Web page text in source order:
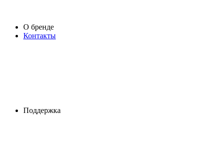
О бренде
Контакты
Поддержка